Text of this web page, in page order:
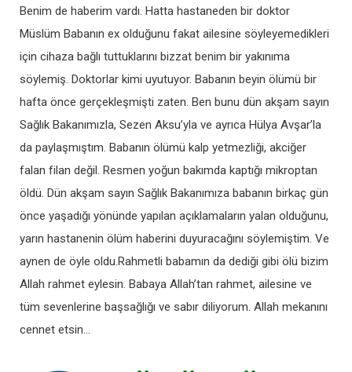
Benim de haberim vardı. Hatta hastaneden bir doktor
Müslüm Babanın ex olduğunu fakat ailesine söyleyemedikleri
için cihaza bağlı tuttuklarını bizzat benim bir yakınıma
söylemiş. Doktorlar kimi uyutuyor. Babanın beyin ölümü bir
hafta önce gerçekleşmişti zaten. Ben bunu dün akşam sayın
Sağlık Bakanımızla, Sezen Aksu’yla ve ayrıca Hülya Avşar’la
da paylaşmıştım. Babanın ölümü kalp yetmezliği, akciğer
falan filan değil. Resmen yoğun bakımda kaptığı mikroptan
öldü. Dün akşam sayın Sağlık Bakanımıza babanın birkaç gün
önce yaşadığı yönünde yapılan açıklamaların yalan olduğunu,
yarın hastanenin ölüm haberini duyuracağını söylemiştim. Ve
aynen de öyle oldu.Rahmetli babamın da dediği gibi ölü bizim
Allah rahmet eylesin. Babaya Allah’tan rahmet, ailesine ve
tüm sevenlerine başsağlığı ve sabır diliyorum. Allah mekanını
cennet etsin…